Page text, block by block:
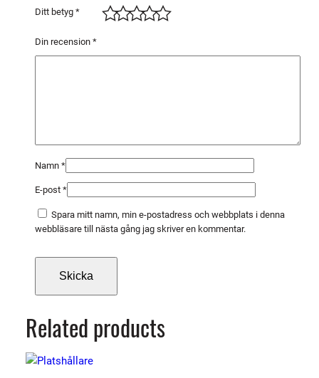
Ditt betyg *
Din recension *
Namn *
E-post *
Spara mitt namn, min e-postadress och webbplats i denna
webbläsare till nästa gång jag skriver en kommentar.
Related products